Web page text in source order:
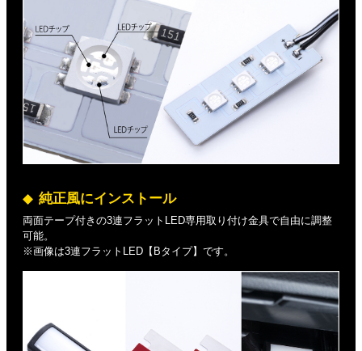
純正風にインストール
両面テープ付きの3連フラットLED専用取り付け金具で自由に調整
可能。
※画像は3連フラットLED【Bタイプ】です。